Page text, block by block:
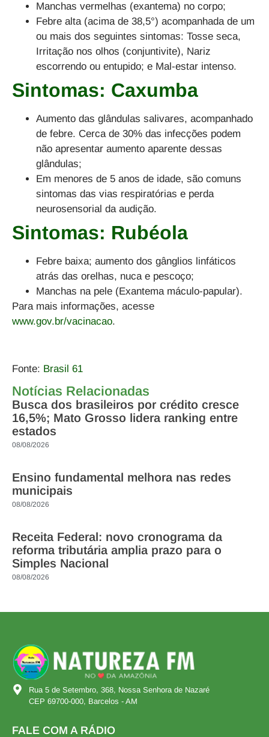
Manchas vermelhas (exantema) no corpo;
Febre alta (acima de 38,5°) acompanhada de um
ou mais dos seguintes sintomas: Tosse seca,
Irritação nos olhos (conjuntivite), Nariz
escorrendo ou entupido; e Mal-estar intenso.
Sintomas: Caxumba
Aumento das glândulas salivares, acompanhado
de febre. Cerca de 30% das infecções podem
não apresentar aumento aparente dessas
glândulas;
Em menores de 5 anos de idade, são comuns
sintomas das vias respiratórias e perda
neurosensorial da audição.
Sintomas: Rubéola
Febre baixa; aumento dos gânglios linfáticos
atrás das orelhas, nuca e pescoço;
Manchas na pele (Exantema máculo-papular).
Para mais informações, acesse
www.gov.br/vacinacao.
Fonte: Brasil 61
Notícias Relacionadas
Busca dos brasileiros por crédito cresce
16,5%; Mato Grosso lidera ranking entre
estados
08/08/2026
Ensino fundamental melhora nas redes
municipais
08/08/2026
Receita Federal: novo cronograma da
reforma tributária amplia prazo para o
Simples Nacional
08/08/2026
Rua 5 de Setembro, 368, Nossa Senhora de Nazaré
CEP 69700-000, Barcelos - AM
FALE COM A RÁDIO